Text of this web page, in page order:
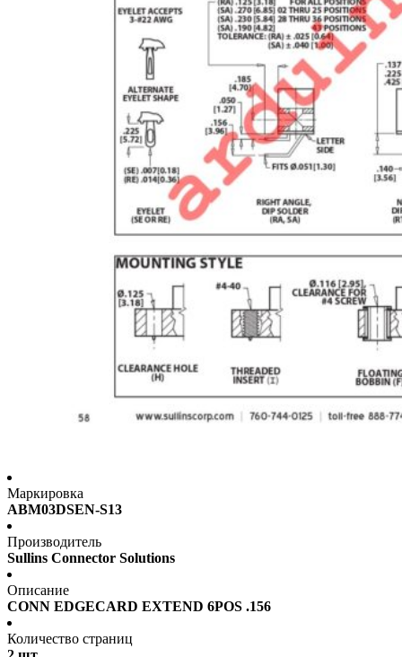
Маркировка
ABM03DSEN-S13
Производитель
Sullins Connector Solutions
Описание
CONN EDGECARD EXTEND 6POS .156
Количество страниц